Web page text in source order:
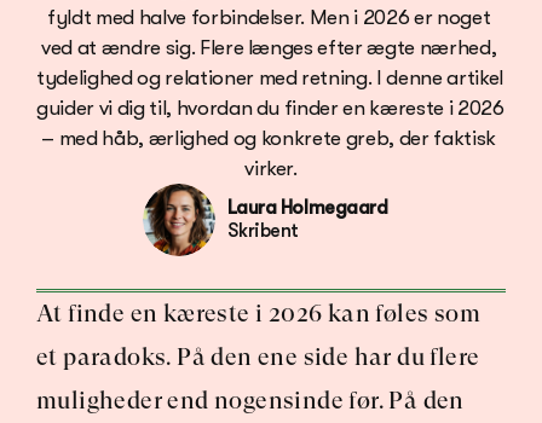
fyldt med halve forbindelser. Men i 2026 er noget
ved at ændre sig. Flere længes efter ægte nærhed,
tydelighed og relationer med retning. I denne artikel
guider vi dig til, hvordan du finder en kæreste i 2026
– med håb, ærlighed og konkrete greb, der faktisk
virker.
Laura Holmegaard
Skribent
At finde en kæreste i 2026 kan føles som
et paradoks. På den ene side har du flere
muligheder end nogensinde før. På den